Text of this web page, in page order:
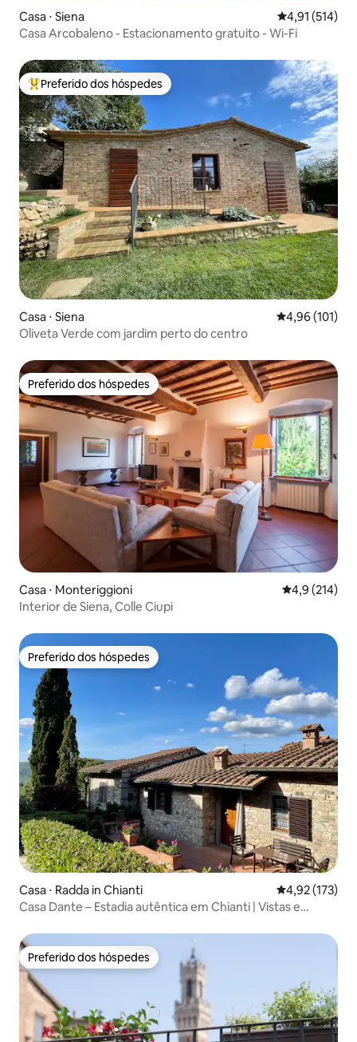
Casa ⋅ Siena 4,91 de uma
4,91 (514)
Casa Arcobaleno - Estacionamento gratuito - Wi-Fi
Entre os melhores preferidos dos hóspedes
Preferido dos hóspedes
Casa ⋅ Siena 4,96 de uma
4,96 (101)
Oliveta Verde com jardim perto do centro
Preferido dos hóspedes
Preferido dos hóspedes
Casa ⋅ Monteriggioni 4,9 de uma
4,9 (214)
Interior de Siena, Colle Ciupi
Preferido dos hóspedes
Preferido dos hóspedes
Casa ⋅ Radda in Chianti 4,92 de uma
4,92 (173)
Casa Dante – Estadia autêntica em Chianti | Vistas e
Preferido dos hóspedes
Preferido dos hóspedes